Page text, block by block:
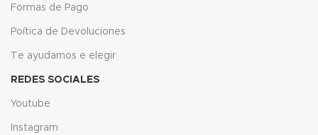
Formas de Pago
Poítica de Devoluciones
Te ayudamos e elegir
REDES SOCIALES
Youtube
Instagram